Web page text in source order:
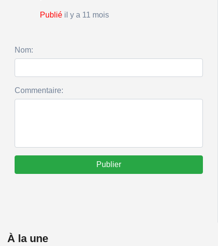
Publié il y a 11 mois
Nom:
Commentaire:
Publier
À la une